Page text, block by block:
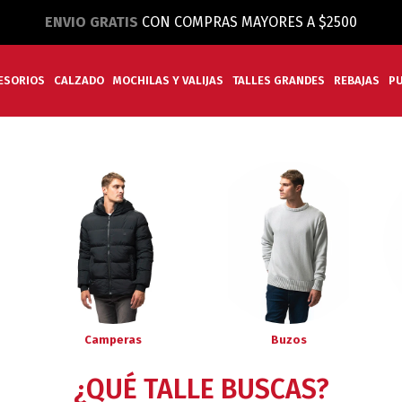
ENVIO GRATIS CON COMPRAS MAYORES A $2500
CALZADO MOCHILAS Y VALIJAS TALLES GRANDES REBAJAS
Camperas Buzos
¿QUÉ TALLE BUSCAS?